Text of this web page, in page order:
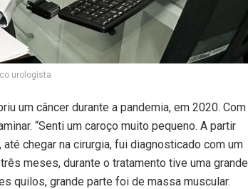
urologista
um câncer durante a pandemia, em 2020. Com
“Senti um caroço muito pequeno. A partir
chegar na cirurgia, fui diagnosticado com um
meses, durante o tratamento tive uma grande
quilos, grande parte foi de massa muscular.